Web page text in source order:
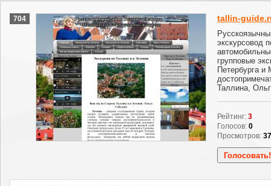
704 tallin-
экскурсовод
групповые
Петербурга и
Таллина,
Рейтинг: 3
Голосов: 0
Просмотров: